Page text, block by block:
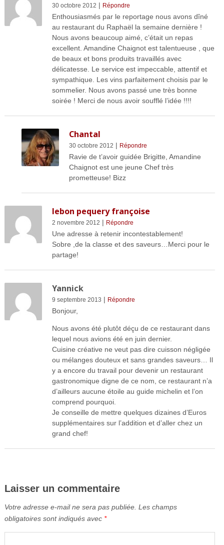
30 octobre 2012 | Répondre
Enthousiasmés par le reportage nous avons dîné
au restaurant du Raphaël la semaine dernière !
Nous avons beaucoup aimé, c’était un repas
excellent. Amandine Chaignot est talentueuse , que
de beaux et bons produits travaillés avec
délicatesse. Le service est impeccable, attentif et
sympathique. Les vins parfaitement choisis par le
sommelier. Nous avons passé une très bonne
soirée ! Merci de nous avoir soufflé l’idée !!!!
Chantal
30 octobre 2012 | Répondre
Ravie de t’avoir guidée Brigitte, Amandine
Chaignot est une jeune Chef très
prometteuse! Bizz
lebon pequery françoise
2 novembre 2012 | Répondre
Une adresse à retenir incontestablement!
Sobre ,de la classe et des saveurs…Merci pour le
partage!
Yannick
9 septembre 2013 | Répondre
Bonjour,
Nous avons été plutôt déçu de ce restaurant dans
lequel nous avions été en juin dernier.
Cuisine créative ne veut pas dire cuisson négligée
ou mélanges douteux et sans grandes saveurs… Il
y a encore du travail pour devenir un restaurant
gastronomique digne de ce nom, ce restaurant n’a
d’ailleurs aucune étoile au guide michelin et l’on
comprend pourquoi.
Je conseille de mettre quelques dizaines d’Euros
supplémentaires sur l’addition et d’aller chez un
grand chef!
Laisser un commentaire
Votre adresse e-mail ne sera pas publiée. Les champs
obligatoires sont indiqués avec *